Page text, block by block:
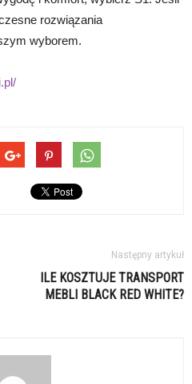
rozwiązania
wyborem.
Następny artykuł
ILE KOSZTUJE TRANSPORT
MEBLI BLACK RED WHITE?